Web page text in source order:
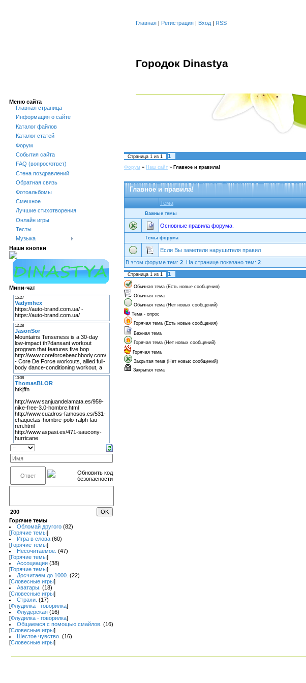
Главная | Регистрация | Вход | RSS
Городок Dinastya
Меню сайта
Главная страница
Информация о сайте
Каталог файлов
Каталог статей
Форум
События сайта
FAQ (вопрос/ответ)
Стена поздравлений
Обратная связь
Фотоальбомы
Смешное
Лучшие стихотворения
Онлайн игры
Тесты
Музыка
Наши кнопки
Мини-чат
200
Горячие темы
Обломай другого (82)
[Горячие темы]
Игра в слова (60)
[Горячие темы]
Несочитаемое. (47)
[Горячие темы]
Ассоциации (38)
[Горячие темы]
Досчитаем до 1000. (22)
[Словесные игры]
Аватары. (18)
[Словесные игры]
Страхи. (17)
[Флудилка - говорилка]
Флудерская (16)
[Флудилка - говорилка]
Общаемся с помощью смайлов. (16)
[Словесные игры]
Шестое чувство. (16)
[Словесные игры]
Страница 1 из 1 1
Форум » Наш сайт » Главное и правила!
Главное и правила!
Тема
Важные темы
Основные правила форума.
Темы форума
Если Вы заметели нарушителя правил
В этом форуме тем: 2 . На странице показано тем: 2
Страница 1 из 1 1
Обычная тема (Есть новые сообщения)
Обычная тема
Обычная тема (Нет новых сообщений)
Тема - опрос
Горячая тема (Есть новые сообщения)
Важная тема
Горячая тема (Нет новых сообщений)
Горячая тема
Закрытая тема (Нет новых сообщений)
Закрытая тема